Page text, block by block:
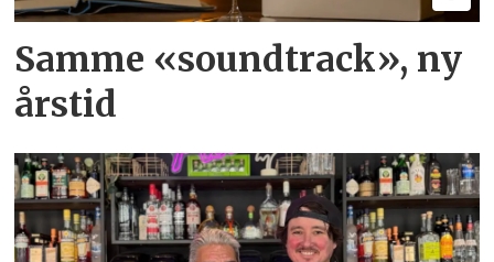
Samme «soundtrack», ny
årstid